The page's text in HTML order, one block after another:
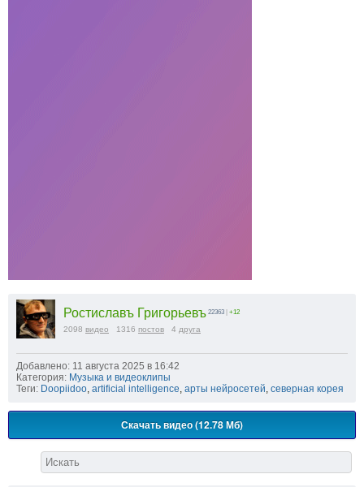
Ростиславъ Григорьевъ 22363 | +12
2098 видео 1316 постов 4 друга
Добавлено: 11 августа 2025 в 16:42
Категория: Музыка и видеоклипы
Теги: Doopiidoo artificial intelligence арты нейросетей северная корея
Скачать видео (12.78 Мб)